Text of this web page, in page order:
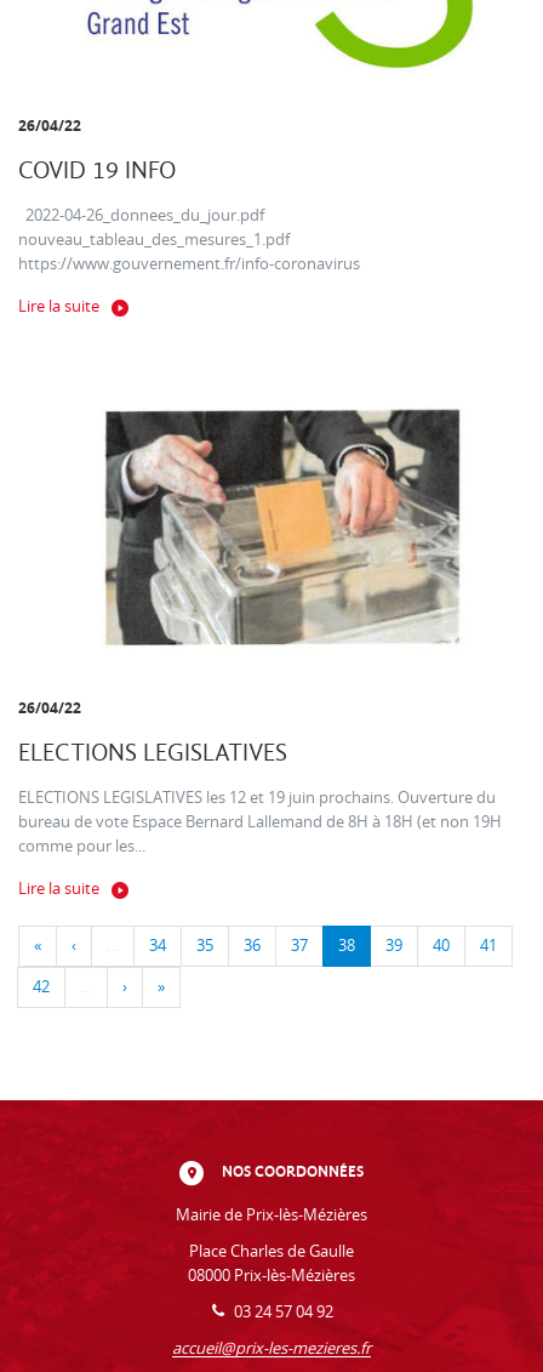
26/04/22
COVID 19 INFO
2022-04-26_donnees_du_jour.pdf
nouveau_tableau_des_mesures_1.pdf
https://www.gouvernement.fr/info-coronavirus
Lire la suite
26/04/22
ELECTIONS LEGISLATIVES
ELECTIONS LEGISLATIVES les 12 et 19 juin prochains. Ouverture du
bureau de vote Espace Bernard Lallemand de 8H à 18H (et non 19H
comme pour les...
Lire la suite
« ‹ … 34 35 36 37 38 39 40 41
42 … › »
NOS COORDONNÉES
Mairie de Prix-lès-Mézières
Place Charles de Gaulle
08000 Prix-lès-Mézières
03 24 57 04 92
accueil@prix-les-mezieres.fr